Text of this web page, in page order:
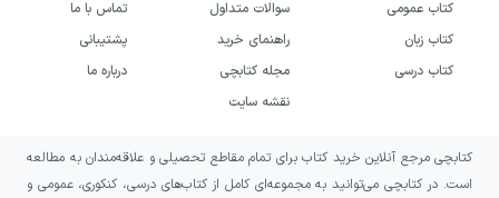
کتاب عمومی
کتاب زبان
کتاب درسی
سوالات متداول
راهنمای خرید
مجله کتابچی
نقشه سایت
تماس با ما
پشتیبانی
درباره ما
کتابچی مرجع آنلاین خرید کتاب برای تمام مقاطع تحصیلی و علاقه‌مندان به مطالعه
است. در کتابچی می‌توانید به مجموعه‌ای کامل از کتاب‌های درسی، کنکوری، عمومی و